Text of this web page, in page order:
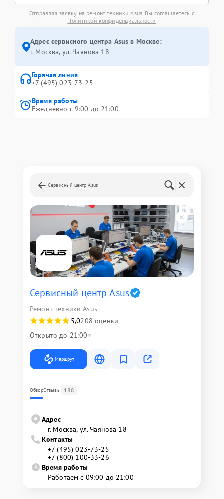
Отправляя заявку на ремонт техники Asus, Вы соглашаетесь с
Политикой конфиденциальности
Адрес сервисного центра Asus в Москве:
г. Москва, ул. Чаянова 18
Горячая линия
+7 (495) 023-73-25
Время работы
Ежедневно с 9:00 до 21:00
Сервисный центр Asus
Сервисный центр Asus
Ремонт техники Asus
5,0208 оценки
Открыто до 21:00
Маршрут
ОбзорОтзывы 188
Адрес
г. Москва, ул. Чаянова 18
Контакты
+7 (495) 023-73-25
+7 (800) 100-33-26
Время работы
Работаем с 09:00 до 21:00